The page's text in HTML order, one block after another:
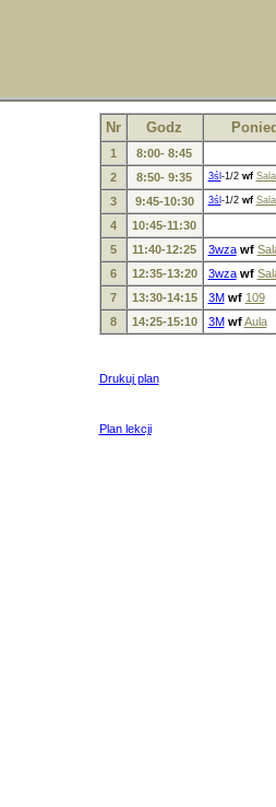
Nr Godz
1
8:00- 8:45
2
8:50- 9:35 3śl -1/2 wf
3 9:45-10:30 3śl -1/2 wf
4 10:45-11:30
5 11:40-12:25 3wza wf
6
12:35-13:20 3wza wf
7
13:30-14:15 3M wf 109
8
14:25-15:10 3M wf Aula
Drukuj plan
Plan lekcji